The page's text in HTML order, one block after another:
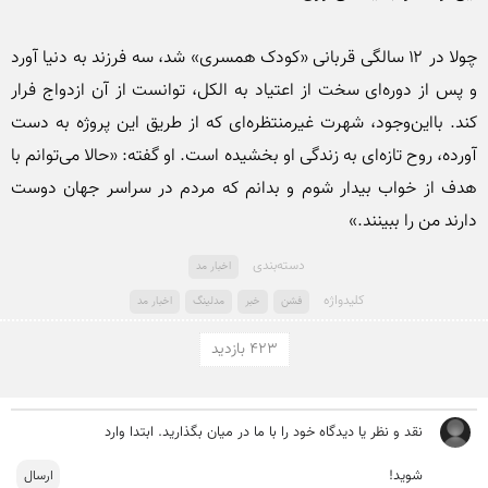
دارند من را ببینند.»
دسته‌بندی اخبار مد
کلید‌واژه فشن خبر مدلینگ اخبار مد
423 بازدید